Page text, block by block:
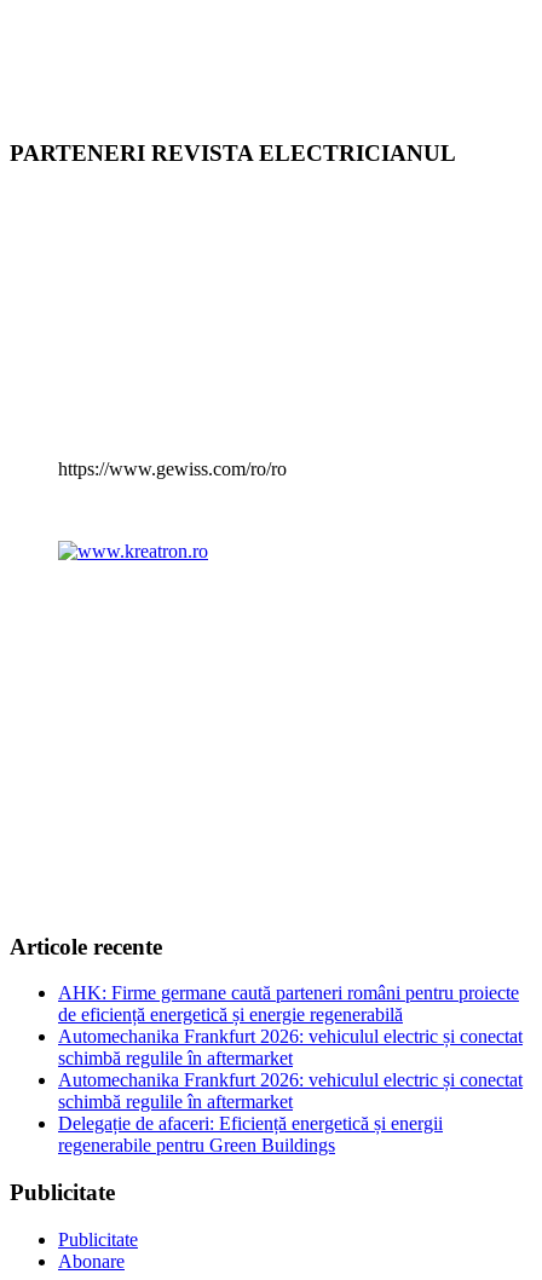
PARTENERI REVISTA ELECTRICIANUL
https://www.gewiss.com/ro/ro
Articole recente
AHK: Firme germane caută parteneri români pentru proiecte
de eficiență energetică și energie regenerabilă
Automechanika Frankfurt 2026: vehiculul electric și conectat
schimbă regulile în aftermarket
Automechanika Frankfurt 2026: vehiculul electric și conectat
schimbă regulile în aftermarket
Delegație de afaceri: Eficiență energetică și energii
regenerabile pentru Green Buildings
Publicitate
Publicitate
Abonare